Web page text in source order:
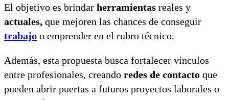
El objetivo es brindar herramientas reales y
actuales, que mejoren las chances de conseguir
trabajo o emprender en el rubro técnico.
Además, esta propuesta busca fortalecer vínculos
entre profesionales, creando redes de contacto que
pueden abrir puertas a futuros proyectos laborales o